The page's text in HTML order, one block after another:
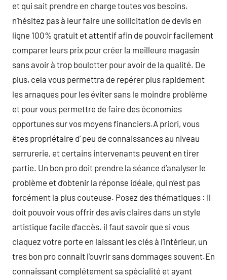
et qui sait prendre en charge toutes vos besoins.
n’hésitez pas à leur faire une sollicitation de devis en
ligne 100% gratuit et attentif afin de pouvoir facilement
comparer leurs prix pour créer la meilleure magasin
sans avoir à trop boulotter pour avoir de la qualité. De
plus, cela vous permettra de repérer plus rapidement
les arnaques pour les éviter sans le moindre problème
et pour vous permettre de faire des économies
opportunes sur vos moyens financiers.A priori, vous
êtes propriétaire d’ peu de connaissances au niveau
serrurerie, et certains intervenants peuvent en tirer
partie. Un bon pro doit prendre la séance d’analyser le
problème et d’obtenir la réponse idéale, qui n’est pas
forcément la plus couteuse. Posez des thématiques : il
doit pouvoir vous offrir des avis claires dans un style
artistique facile d’accès. il faut savoir que si vous
claquez votre porte en laissant les clés à l’intérieur, un
tres bon pro connait l’ouvrir sans dommages souvent.En
connaissant complétement sa spécialité et ayant